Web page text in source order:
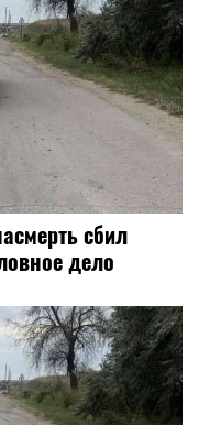
сбил
дело